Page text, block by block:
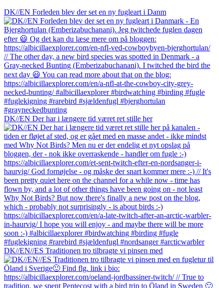
DK//EN Forleden blev der set en ny fugleart i Danm
DK//EN Der har i længere tid været ret stille her
DK//EN//ES Traditionen tro tilbragte vi pinsen med